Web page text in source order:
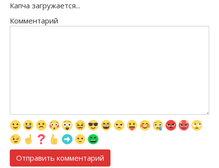
Капча загружается...
Комментарий